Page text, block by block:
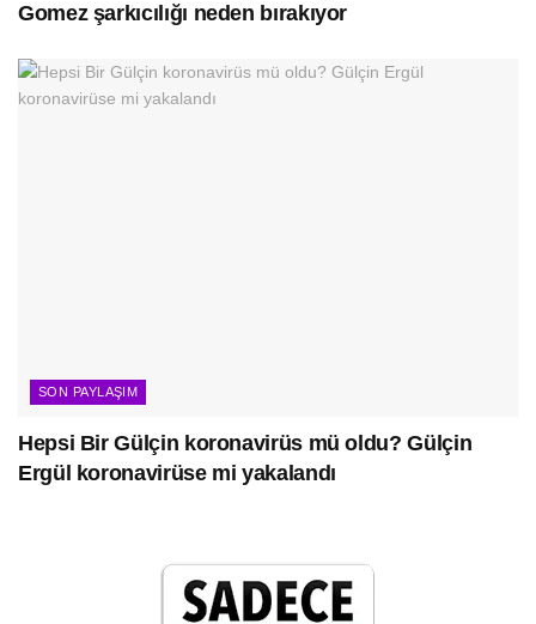
Gomez şarkıcılığı neden bırakıyor
SON PAYLAŞIM
Hepsi Bir Gülçin koronavirüs mü oldu? Gülçin
Ergül koronavirüse mi yakalandı